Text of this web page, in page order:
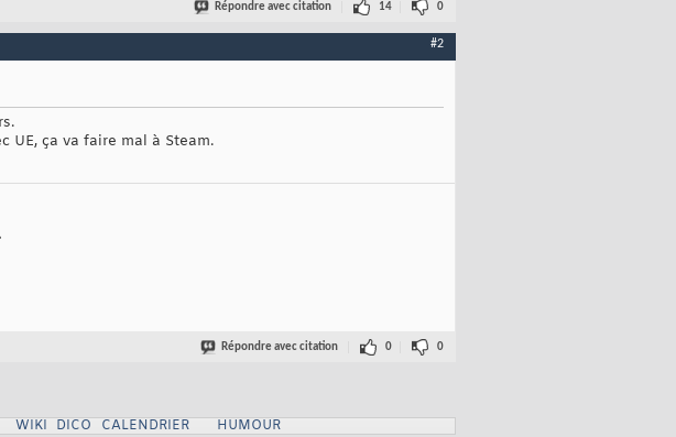
Répondre avec citation 14 0
#2
UE, ça va faire mal à Steam.
Répondre avec citation 0 0
WIKI DICO CALENDRIER
HUMOUR